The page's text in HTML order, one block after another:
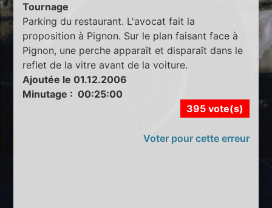
Tournage
Parking du restaurant. L'avocat fait la
proposition à Pignon. Sur le plan faisant face à
Pignon, une perche apparaît et disparaît dans le
reflet de la vitre avant de la voiture.
Ajoutée le 01.12.2006
Minutage : 00:25:00
395 vote(s)
Voter pour cette erreur